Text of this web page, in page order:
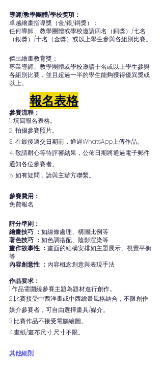
導師/教學團體/學校獎項：
卓越繪畫指導獎（金/銀/銅獎）：
任何導師、教學團體或學校邀請四名（銅獎）/七名
（銀獎）/十名（金獎）或以上學生參與各組別比賽。
傑出繪畫教育獎：
專業導師、教學團體或學校邀請十名或以上學生參與
各組別比賽，並且超過一半的學生能夠獲得優異獎或
以上。
報名表格
參賽流程：
1. 填寫報名表格。
2. 拍攝參賽照片。
3. 在最後遞交日期前，通過WhatsApp上傳作品。
4. 敬請耐心等待評審結果，公佈日期將通過電子郵件
通知各位參賽者。
5. 如有疑問，請與主辦方聯繫。
參賽費用：
免費報名
評分準則：
繪畫技巧 ： 如線條處理、構圖比例等
著色技巧 ： 如色調搭配、陰影渲染等
畫作故事性 ： 畫面的結構安排如主題展示、視覺平衡
等
內容創意性 ： 內容概念創意與表現手法
作品要求：
1.作品需圍繞參賽主題為題材進行創作。
2.比賽接受中西洋畫或中西繪畫風格結合，不限創作
媒介參賽者，可自由選擇畫具/媒介。
3.比賽作品不接受電腦繪圖。
4.畫紙/畫布尺寸:尺寸不限。
其他細則